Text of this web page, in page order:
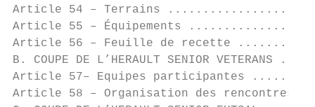
Article 54 – Terrains
Article 55 – Équipements
Article 56 – Feuille de
B. COUPE DE L’HERAULT
Article 57– Equipes
Article 58 – Organisation des